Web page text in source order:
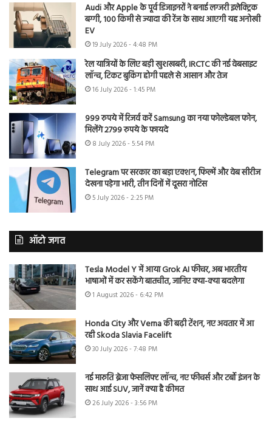
Audi और Apple के पूर्व डिजाइनरों ने बनाई लग्जरी इलेक्ट्रिक
बग्गी, 100 किमी से ज्यादा की रेंज के साथ आएगी यह अनोखी
EV
19 July 2026 - 4:48 PM
रेल यात्रियों के लिए बड़ी खुशखबरी, IRCTC की नई वेबसाइट
लॉन्च, टिकट बुकिंग होगी पहले से आसान और तेज
16 July 2026 - 1:45 PM
999 रुपये में रिजर्व करें Samsung का नया फोल्डेबल फोन,
मिलेंगे 2799 रुपये के फायदे
8 July 2026 - 5:54 PM
Telegram पर सरकार का बड़ा एक्शन, फिल्में और वेब सीरीज
देखना पड़ेगा भारी, तीन दिनों में दूसरा नोटिस
5 July 2026 - 2:25 PM
ऑटो जगत
Tesla Model Y में आया Grok AI फीचर, अब भारतीय
भाषाओं में कर सकेंगे बातचीत, जानिए क्या-क्या बदलेगा
1 August 2026 - 6:42 PM
Honda City और Verna की बढ़ी टेंशन, नए अवतार में आ
रही Skoda Slavia Facelift
30 July 2026 - 7:48 PM
नई मारुति ब्रेजा फेसलिफ्ट लॉन्च, नए फीचर्स और टर्बो इंजन के
साथ आई SUV, जानें क्या है कीमत
26 July 2026 - 3:56 PM